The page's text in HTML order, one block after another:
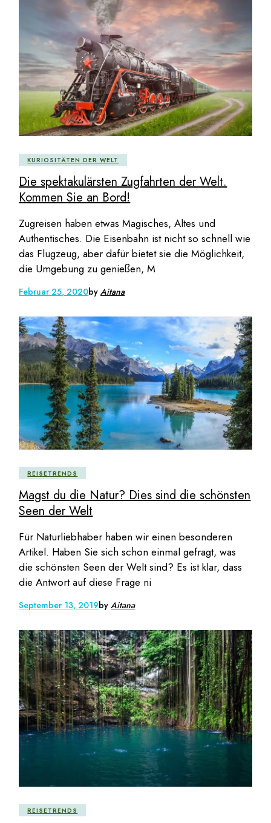
KURIOSITÄTEN DER WELT
Die spektakulärsten Zugfahrten der Welt.
Kommen Sie an Bord!
Zugreisen haben etwas Magisches, Altes und
Authentisches. Die Eisenbahn ist nicht so schnell wie
das Flugzeug, aber dafür bietet sie die Möglichkeit,
die Umgebung zu genießen, M
Februar 25, 2020byAitana
REISETRENDS
Magst du die Natur? Dies sind die schönsten
Seen der Welt
Für Naturliebhaber haben wir einen besonderen
Artikel. Haben Sie sich schon einmal gefragt, was
die schönsten Seen der Welt sind? Es ist klar, dass
die Antwort auf diese Frage ni
September 13, 2019byAitana
REISETRENDS